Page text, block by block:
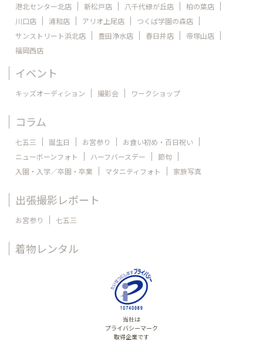
港北センター北店
新松戸店 八千代緑が丘店
柏の葉店
川口店
浦和店 アリオ上尾店
つくば学園の森店
サンストリート浜北店
豊田浄水店 春日井店
帝塚山店
福岡西店
イベント
キッズオーディション 撮影会 ワークショップ
コラム
七五三 誕生日 お宮参り
お食い初め・百日祝い
ニューボーンフォト
ハーフバースデー
節句
入園・入学／卒園・卒業
マタニティフォト 家族写真
出張撮影レポート
お宮参り 七五三
着物レンタル
当社は
プライバシーマーク
取得企業です